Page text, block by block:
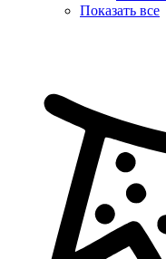
Показать все